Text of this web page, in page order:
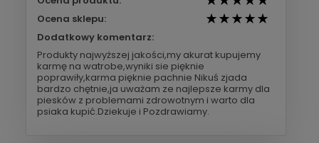
Ocena sklepu:
Dodatkowy komentarz:
Produkty najwyższej jakości,my akurat kupujemy
karmę na watrobe,wyniki sie pięknie
poprawiły,karma pięknie pachnie Nikuś zjada
bardzo chętnie,ja uważam ze najlepsze karmy dla
piesków z problemami zdrowotnym i warto dla
psiaka kupić.Dziekuje i Pozdrawiamy.